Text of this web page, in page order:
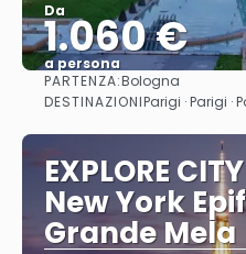
Da
1.060 €
a persona
PARTENZA:Bologna
DESTINAZIONIParigi · Parigi ·
EXPLORE
New York
Grande Mela